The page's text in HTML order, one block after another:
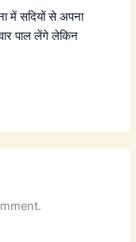
में सदियों से अपना
पाल लेंगे लेकिन